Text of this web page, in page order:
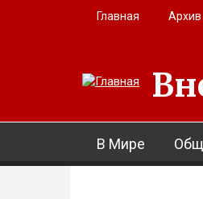
Перейти к основному содержанию
Главная Архив
В Мире